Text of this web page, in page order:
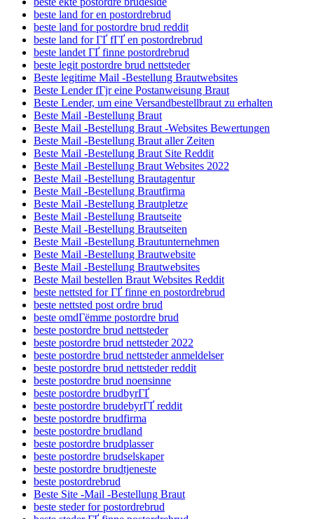
beste land for en postordrebrud
beste land for postordre brud reddit
beste land for ГҐ fГҐ en postordrebrud
beste landet ГҐ finne postordrebrud
beste legit postordre brud nettsteder
Beste legitime Mail -Bestellung Brautwebsites
Beste Lender fГјr eine Postanweisung Braut
Beste Lender, um eine Versandbestellbraut zu erhalten
Beste Mail -Bestellung Braut
Beste Mail -Bestellung Braut -Websites Bewertungen
Beste Mail -Bestellung Braut aller Zeiten
Beste Mail -Bestellung Braut Site Reddit
Beste Mail -Bestellung Braut Websites 2022
Beste Mail -Bestellung Brautagentur
Beste Mail -Bestellung Brautfirma
Beste Mail -Bestellung Brautpletze
Beste Mail -Bestellung Brautseite
Beste Mail -Bestellung Brautseiten
Beste Mail -Bestellung Brautunternehmen
Beste Mail -Bestellung Brautwebsite
Beste Mail -Bestellung Brautwebsites
Beste Mail bestellen Braut Websites Reddit
beste nettsted for ГҐ finne en postordrebrud
beste nettsted post ordre brud
beste omdГёmme postordre brud
beste postordre brud nettsteder
beste postordre brud nettsteder 2022
beste postordre brud nettsteder anmeldelser
beste postordre brud nettsteder reddit
beste postordre brud noensinne
beste postordre brudbyrГҐ
beste postordre brudebyrГҐ reddit
beste postordre brudfirma
beste postordre brudland
beste postordre brudplasser
beste postordre brudselskaper
beste postordre brudtjeneste
beste postordrebrud
Beste Site -Mail -Bestellung Braut
beste steder for postordrebrud